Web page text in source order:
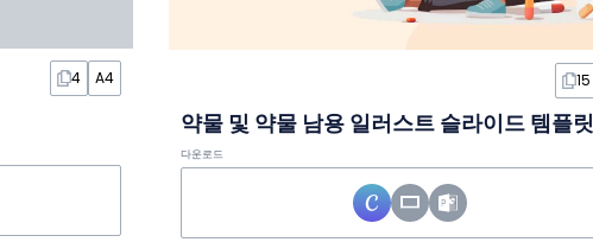
4 A4 15
약물 및 약물 남용 일러스트 슬라이드 템플릿
다운로드